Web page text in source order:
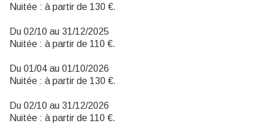
Nuitée : à partir de 130 €.
Du 02/10 au 31/12/2025
Nuitée : à partir de 110 €.
Du 01/04 au 01/10/2026
Nuitée : à partir de 130 €.
Du 02/10 au 31/12/2026
Nuitée : à partir de 110 €.